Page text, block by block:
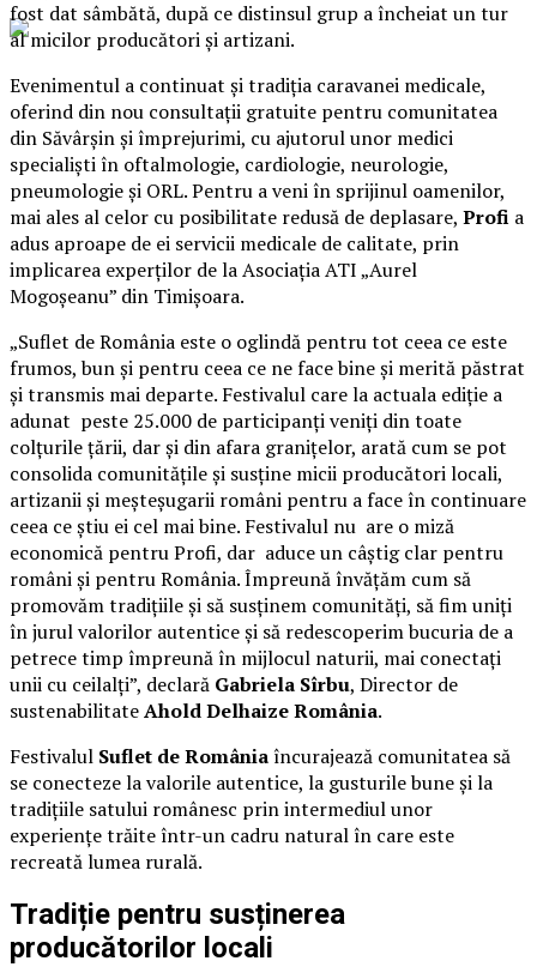
fost dat sâmbătă, după ce distinsul grup a încheiat un tur
al micilor producători și artizani.
Evenimentul a continuat și tradiția caravanei medicale,
oferind din nou consultații gratuite pentru comunitatea
din Săvârșin și împrejurimi, cu ajutorul unor medici
specialiști în oftalmologie, cardiologie, neurologie,
pneumologie și ORL. Pentru a veni în sprijinul oamenilor,
mai ales al celor cu posibilitate redusă de deplasare, Profi a
adus aproape de ei servicii medicale de calitate, prin
implicarea experților de la Asociația ATI „Aurel
Mogoșeanu” din Timișoara.
„Suflet de România este o oglindă pentru tot ceea ce este
frumos, bun și pentru ceea ce ne face bine și merită păstrat
și transmis mai departe. Festivalul care la actuala ediție a
adunat peste 25.000 de participanți veniți din toate
colțurile țării, dar și din afara granițelor, arată cum se pot
consolida comunitățile și susține micii producători locali,
artizanii și meșteșugarii români pentru a face în continuare
ceea ce știu ei cel mai bine. Festivalul nu are o miză
economică pentru Profi, dar aduce un câștig clar pentru
români și pentru România. Împreună învățăm cum să
promovăm tradițiile și să susținem comunități, să fim uniți
în jurul valorilor autentice și să redescoperim bucuria de a
petrece timp împreună în mijlocul naturii, mai conectați
unii cu ceilalți”, declară Gabriela Sîrbu, Director de
sustenabilitateAhold Delhaize România.
Festivalul Suflet de Româniaîncurajează comunitatea să
se conecteze la valorile autentice, la gusturile bune și la
tradițiile satului românesc prin intermediul unor
experiențe trăite într-un cadru natural în care este
recreată lumea rurală.
Tradiție pentru susținerea
producătorilor locali